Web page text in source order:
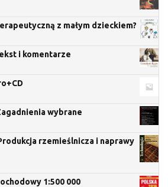
z małym dzieckiem?
i komentarze
wybrane
rzemieślnicza i naprawy
1:500 000